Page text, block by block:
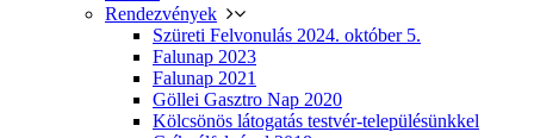
Rendezvények
Szüreti Felvonulás 2024. október 5.
Falunap 2023
Falunap 2021
Göllei Gasztro Nap 2020
Kölcsönös látogatás testvér-településünkkel